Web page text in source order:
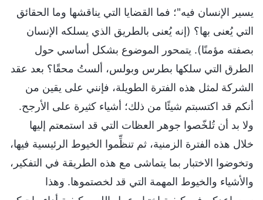
يسير الإنسان فيه"؛ فما القضايا التي يناقشها وما الحقائق
التي يُعنى بها؟ (إنه يُعنى بالطريق الذي يسلكه الإنسان
بصفته مؤمنًا). يتمحور الموضوع بشكل أساسي حول
الطرق التي سلكها بطرس وبولس، ألستُ محقًا؟ بعد عقد
الشركة لمثل هذه الفترة الطويلة، فإنني على يقين من
أنكم قد اكتسبتم شيئًا من ذلك؛ أشياء كثيرة على الأرجح.
ولا بد أن تُلخّصوا جوهر العظات التي قد استمعتم إليها
خلال هذه الفترة الزمنية، ثم تنظِّموا الخيوط الرئيسية فيها،
وتخوضوا الاختبار بما يتماشى مع هذه الطريقة في التفكير،
والأشياء والخيوط المهمة التي قد لخصتموها. وهذا